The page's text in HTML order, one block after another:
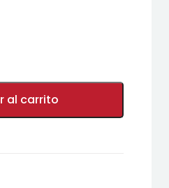
al carrito